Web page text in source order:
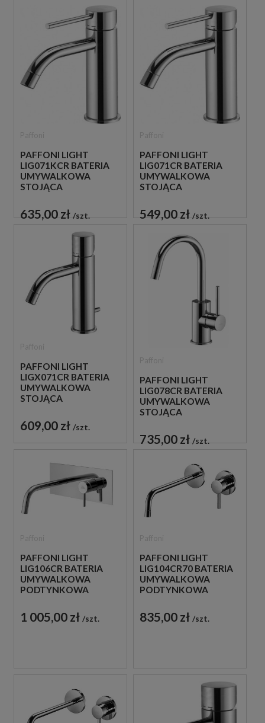
PAFFONI LIGHT
LIG071KCR BATERIA
UMYWALKOWA
STOJĄCA
CHROM
635,00 zł szt.
PAFFONI LIGHT
LIG071CR BATERIA
UMYWALKOWA
STOJĄCA
CHROM
549,00 zł szt.
PAFFONI LIGHT
LIGX071CR BATERIA
UMYWALKOWA
STOJĄCA
CHROM
609,00 zł szt.
PAFFONI LIGHT
LIG078CR BATERIA
UMYWALKOWA
STOJĄCA
CHROM
735,00 zł szt.
PAFFONI LIGHT
LIG106CR BATERIA
UMYWALKOWA
PODTYNKOWA
CHROM
1 005,00 zł szt.
PAFFONI LIGHT
LIG104CR70 BATERIA
UMYWALKOWA
PODTYNKOWA
CHROM
835,00 zł szt.